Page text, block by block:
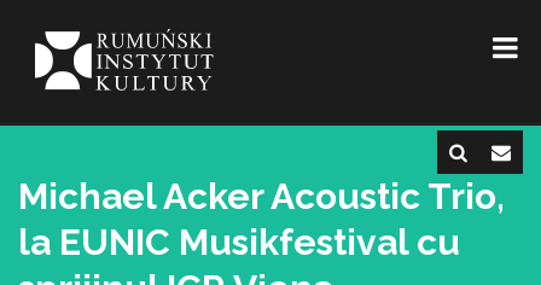
Michael Acker Acoustic Trio,
la EUNIC Musikfestival cu